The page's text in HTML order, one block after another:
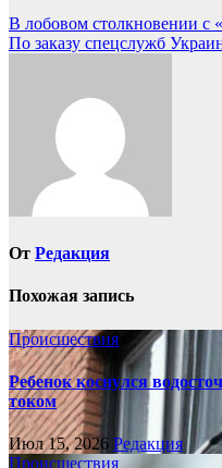
Навигация
по
В лобовом столкновении с
По заказу спецслужб
От Редакция
Похожая запись
Происшествия
Ребенок коснулся
током
Июл 15, 2026 Редакция
Происшествия